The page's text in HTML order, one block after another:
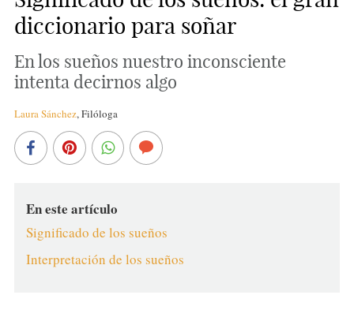
diccionario para soñar
En los sueños nuestro inconsciente
intenta decirnos algo
Laura Sánchez,Filóloga
En este artículo
Significado de los sueños
Interpretación de los sueños